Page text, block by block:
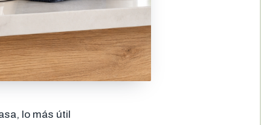
lo más útil